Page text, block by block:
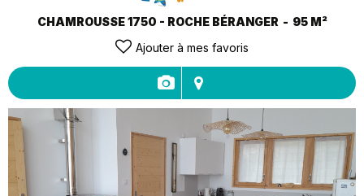
CHAMROUSSE 1750 - ROCHE BÉRANGER 95 M²
Ajouter à mes favoris